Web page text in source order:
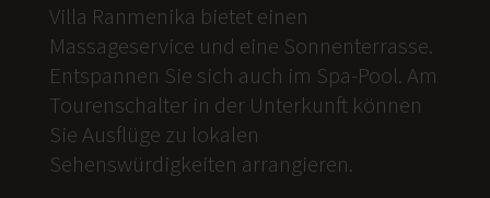
Villa Ranmenika bietet einen
Massageservice und eine Sonnenterrasse.
Entspannen Sie sich auch im Spa-Pool. Am
Tourenschalter in der Unterkunft können
Sie Ausflüge zu lokalen
Sehenswürdigkeiten arrangieren.